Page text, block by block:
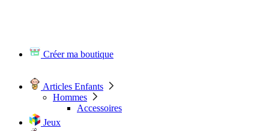
Créer ma boutique
Articles Enfants
Hommes
Accessoires
Jeux